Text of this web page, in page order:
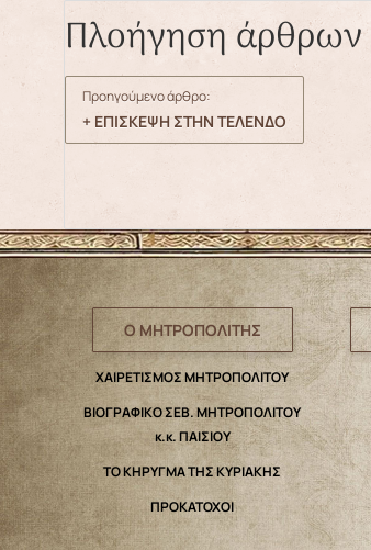
Πλοήγηση άρθρων
Προηγούμενο άρθρο:
+ ΕΠΙΣΚΕΨΗ ΣΤΗΝ ΤΕΛΕΝΔΟ
Ο ΜΗΤΡΟΠΟΛΙΤΗΣ
ΧΑΙΡΕΤΙΣΜΟΣ ΜΗΤΡΟΠΟΛΙΤΟΥ
ΒΙΟΓΡΑΦΙΚΟ ΣΕΒ. ΜΗΤΡΟΠΟΛΙΤΟΥ
κ.κ. ΠΑΙΣΙΟΥ
ΤΟ ΚΗΡΥΓΜΑ ΤΗΣ ΚΥΡΙΑΚΗΣ
ΠΡΟΚΑΤΟΧΟΙ